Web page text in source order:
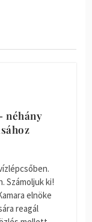
néhány
Számoljuk ki!
elnöke
reagál